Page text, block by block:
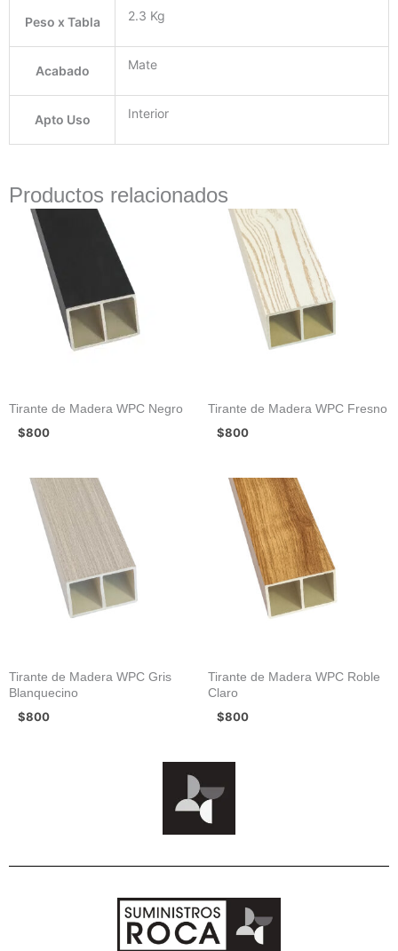
Peso x Tabla 2.3 Kg
Acabado Mate
Apto Uso Interior
Productos relacionados
Tirante de Madera WPC Negro
$800
Tirante de Madera WPC Fresno
$800
Tirante de Madera WPC Gris
Blanquecino
$800
Tirante de Madera WPC Roble
Claro
$800